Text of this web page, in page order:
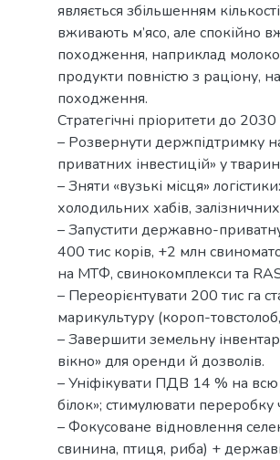
являється збільшенням
вживають м’ясо, але спокійно
походження, наприклад
продукти повністю з раціону,
походження.
Стратегічні пріоритети до 2030
– Розвернути держпідтримку
приватних інвестицій» у
– Зняти «вузькі місця»
холодильних хабів,
– Запустити державно-
400 тис корів, +2 млн
на МТФ, свинокомплекси та
– Переорієнтувати 200 тис га
марикультуру (короп-
– Завершити земельну
вікно» для оренди й дозволів.
– Уніфікувати ПДВ 14 % на
білок»; стимулювати
– Фокусоване відновлення
свинина, птиця, риба) +